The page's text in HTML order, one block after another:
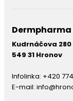
Dermpharma
Kudrnáčova 280
549 31 Hronov
Infolinka: +420
E-mail: